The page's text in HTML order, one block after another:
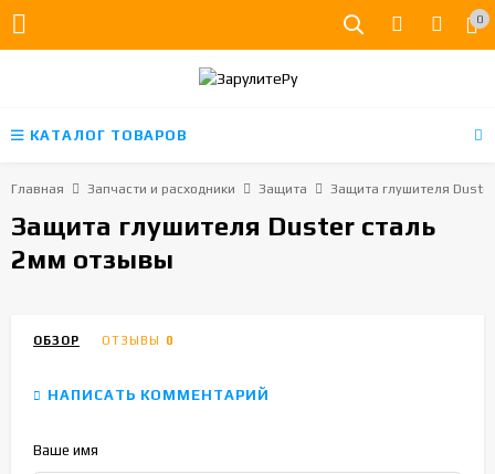
0
КАТАЛОГ ТОВАРОВ
Главная Запчасти и расходники Защита Защита глушителя
Защита глушителя Duster сталь
2мм отзывы
ОБЗОР ОТЗЫВЫ 0
НАПИСАТЬ КОММЕНТАРИЙ
Ваше имя